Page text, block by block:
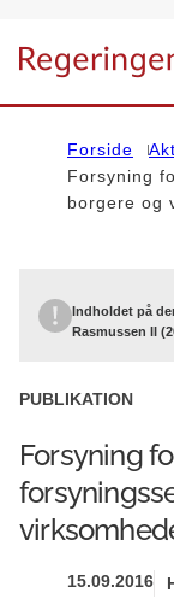
Gå til forsiden
Forside
Forsyning
borgere og
Indholdet på
Rasmussen II
PUBLIKATION
Forsyning
15.09.2016